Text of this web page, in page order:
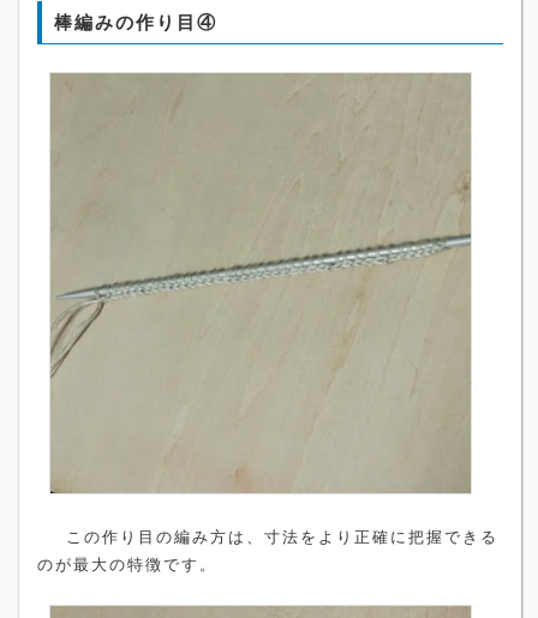
棒編みの作り目④
この作り目の編み方は、寸法をより正確に把握できる
のが最大の特徴です。